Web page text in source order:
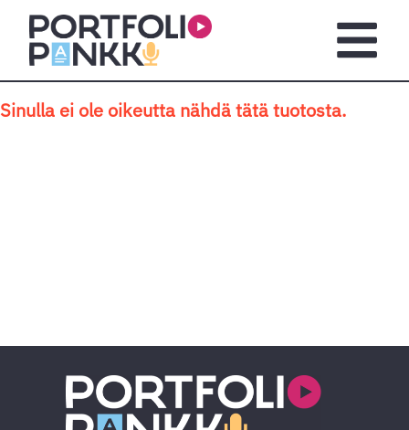
Siirry sisältöön
Sinulla ei ole oikeutta nähdä tätä tuotosta.